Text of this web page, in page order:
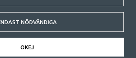
erbjuda den bästa campingutrustningen
Ta gärna kontakt med oss om det
saknar eller vill veta mer om.
All rights reserved.
NÖDVÄNDIGA
OKEJ